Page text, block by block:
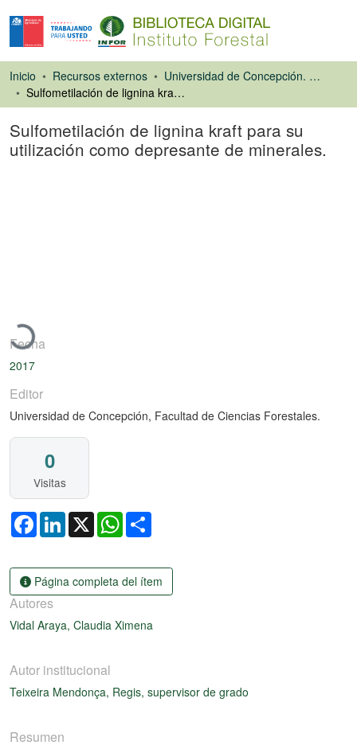
Inicio Recursos externos
Universidad de Concepción. Facultad de Ciencias Forestales
Sulfometilación de lignina kraft para su utilización como depresante de minerales.
Sulfometilación de lignina kraft para su
utilización como depresante de minerales.
Cargando...
Fecha
2017
Editor
Universidad de Concepción, Facultad de Ciencias Forestales.
0
Visitas
FacebookLinkedIn
X WhatsApp
Página completa del ítem
Autores
Vidal Araya, Claudia Ximena
Autor institucional
Teixeira Mendonça, Regis, supervisor de grado
Resumen